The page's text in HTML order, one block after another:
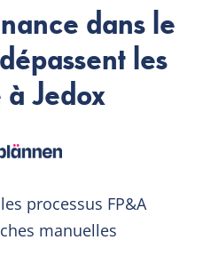
dans le
les
Jedox
processus FP&A
manuelles